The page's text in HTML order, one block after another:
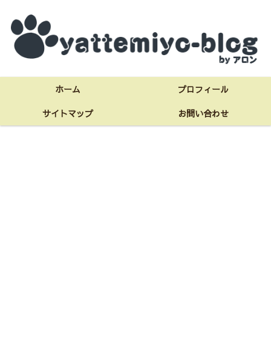
ホーム
プロフィール
サイトマップ
お問い合わせ